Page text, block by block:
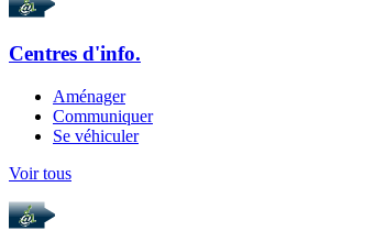
Centres d'info.
Aménager
Communiquer
Se véhiculer
Voir tous